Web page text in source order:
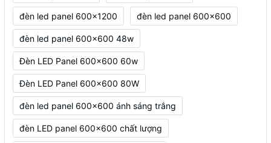
đèn led panel 600x1200 đèn led panel 600x600
đèn led panel 600x600 48w
Đèn LED Panel 600x600 60w
Đèn LED Panel 600x600 80W
đèn led panel 600x600 ánh sáng trắng
đèn LED panel 600x600 chất lượng